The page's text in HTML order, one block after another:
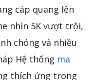
cáp quang lên
nhìn 5K vượt trội,
chóng và nhiều
Hệ thống ma
thích ứng trong